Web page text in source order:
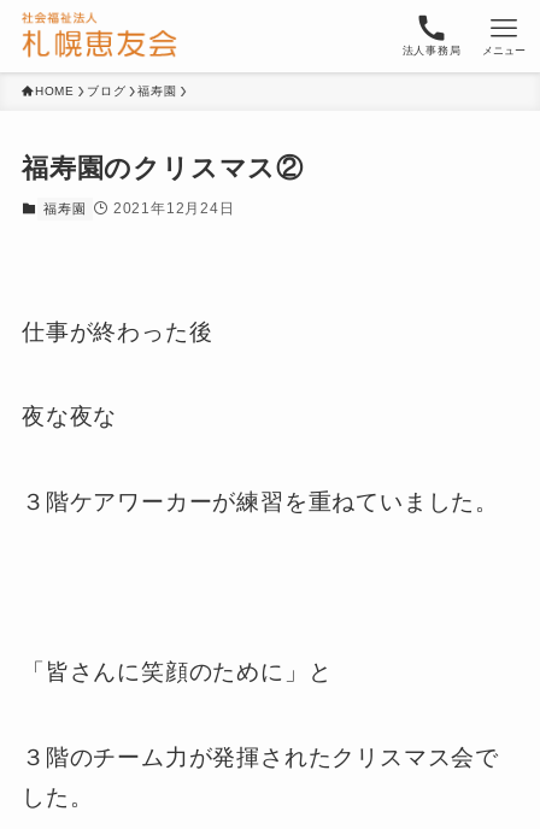
法人事務局 メニュー
HOME ブログ 福寿園
福寿園のクリスマス②
福寿園 2021年12月24日
仕事が終わった後
夜な夜な
３階ケアワーカーが練習を重ねていました。
「皆さんに笑顔のために」と
３階のチーム力が発揮されたクリスマス会で
した。